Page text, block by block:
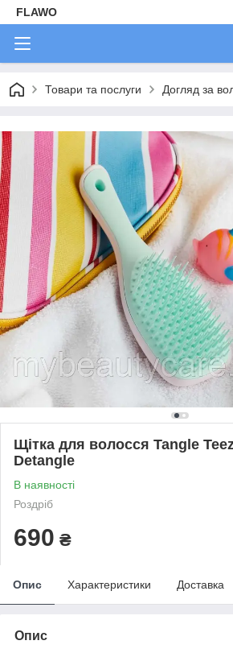
FLAWO
Товари та послуги Догляд за
Щітка для волосся Tangle
Detangle
В наявності
Роздріб
690 ₴
Опис Характеристики Доставка
Опис